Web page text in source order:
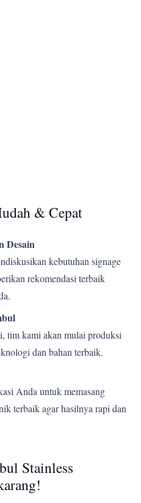
& Cepat
Desain
kebutuhan signage
rekomendasi terbaik
tim kami akan mulai produksi
dan bahan terbaik.
Anda untuk memasang
terbaik agar hasilnya rapi dan
Stainless